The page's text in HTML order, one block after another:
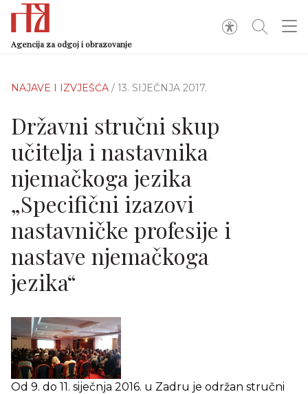
Agencija za odgoj i obrazovanje
NAJAVE I IZVJEŠĆA / 13. SIJEČNJA 2017.
Državni stručni skup
učitelja i nastavnika
njemačkoga jezika
„Specifični izazovi
nastavničke profesije i
nastave njemačkoga
jezika“
Od 9. do 11. siječnja 2016. u Zadru je održan stručni